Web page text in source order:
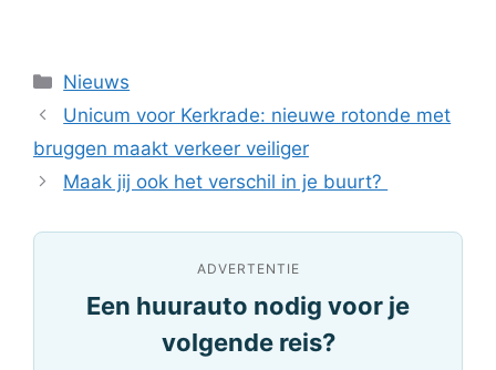
Categorieën
Nieuws
Unicum voor Kerkrade: nieuwe rotonde met
bruggen maakt verkeer veiliger
Maak jij ook het verschil in je buurt?
ADVERTENTIE
Een huurauto nodig voor je
volgende reis?